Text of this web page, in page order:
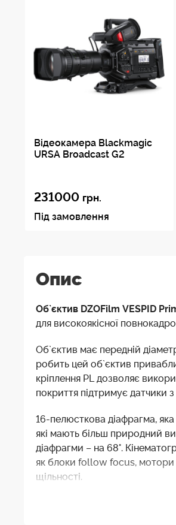
Відеокамера Blackmagic
URSA Broadcast G2
231000 грн.
Під замовлення
Опис
Об`єктив DZOFilm VESPID
для високоякісної
Об`єктив має передній
робить цей об`єктив
кріплення PL дозволяє
покриття підтримує
16-пелюсткова діафрагма,
які мають більш природний
діафрагми – на 68°.
як блоки follow focus, мотори
щільності.
Змінний байонет PL і